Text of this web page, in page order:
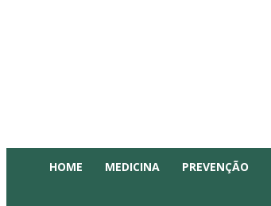
HOME MEDICINA PREVENÇÃO